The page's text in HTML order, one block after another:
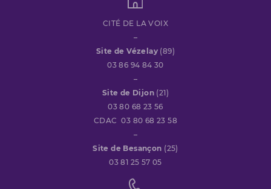
CITÉ DE LA VOIX
–
Site de Vézelay (89)
03 86 94 84 30
–
Site de Dijon (21)
03 80 68 23 56
CDAC 03 80 68 23 58
–
Site de Besançon (25)
03 81 25 57 05